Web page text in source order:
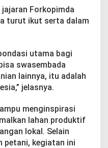
Forkopimda
turut ikut serta dalam
utama bagi
swasembada
lainnya, itu adalah
jelasnya.
menginspirasi
lahan produktif
lokal. Selain
petani, kegiatan ini